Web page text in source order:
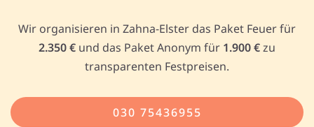
Wir organisieren in Zahna-Elster das Paket Feuer für
2.350 € und das Paket Anonym für 1.900 €zu
transparenten Festpreisen.
030 75436955